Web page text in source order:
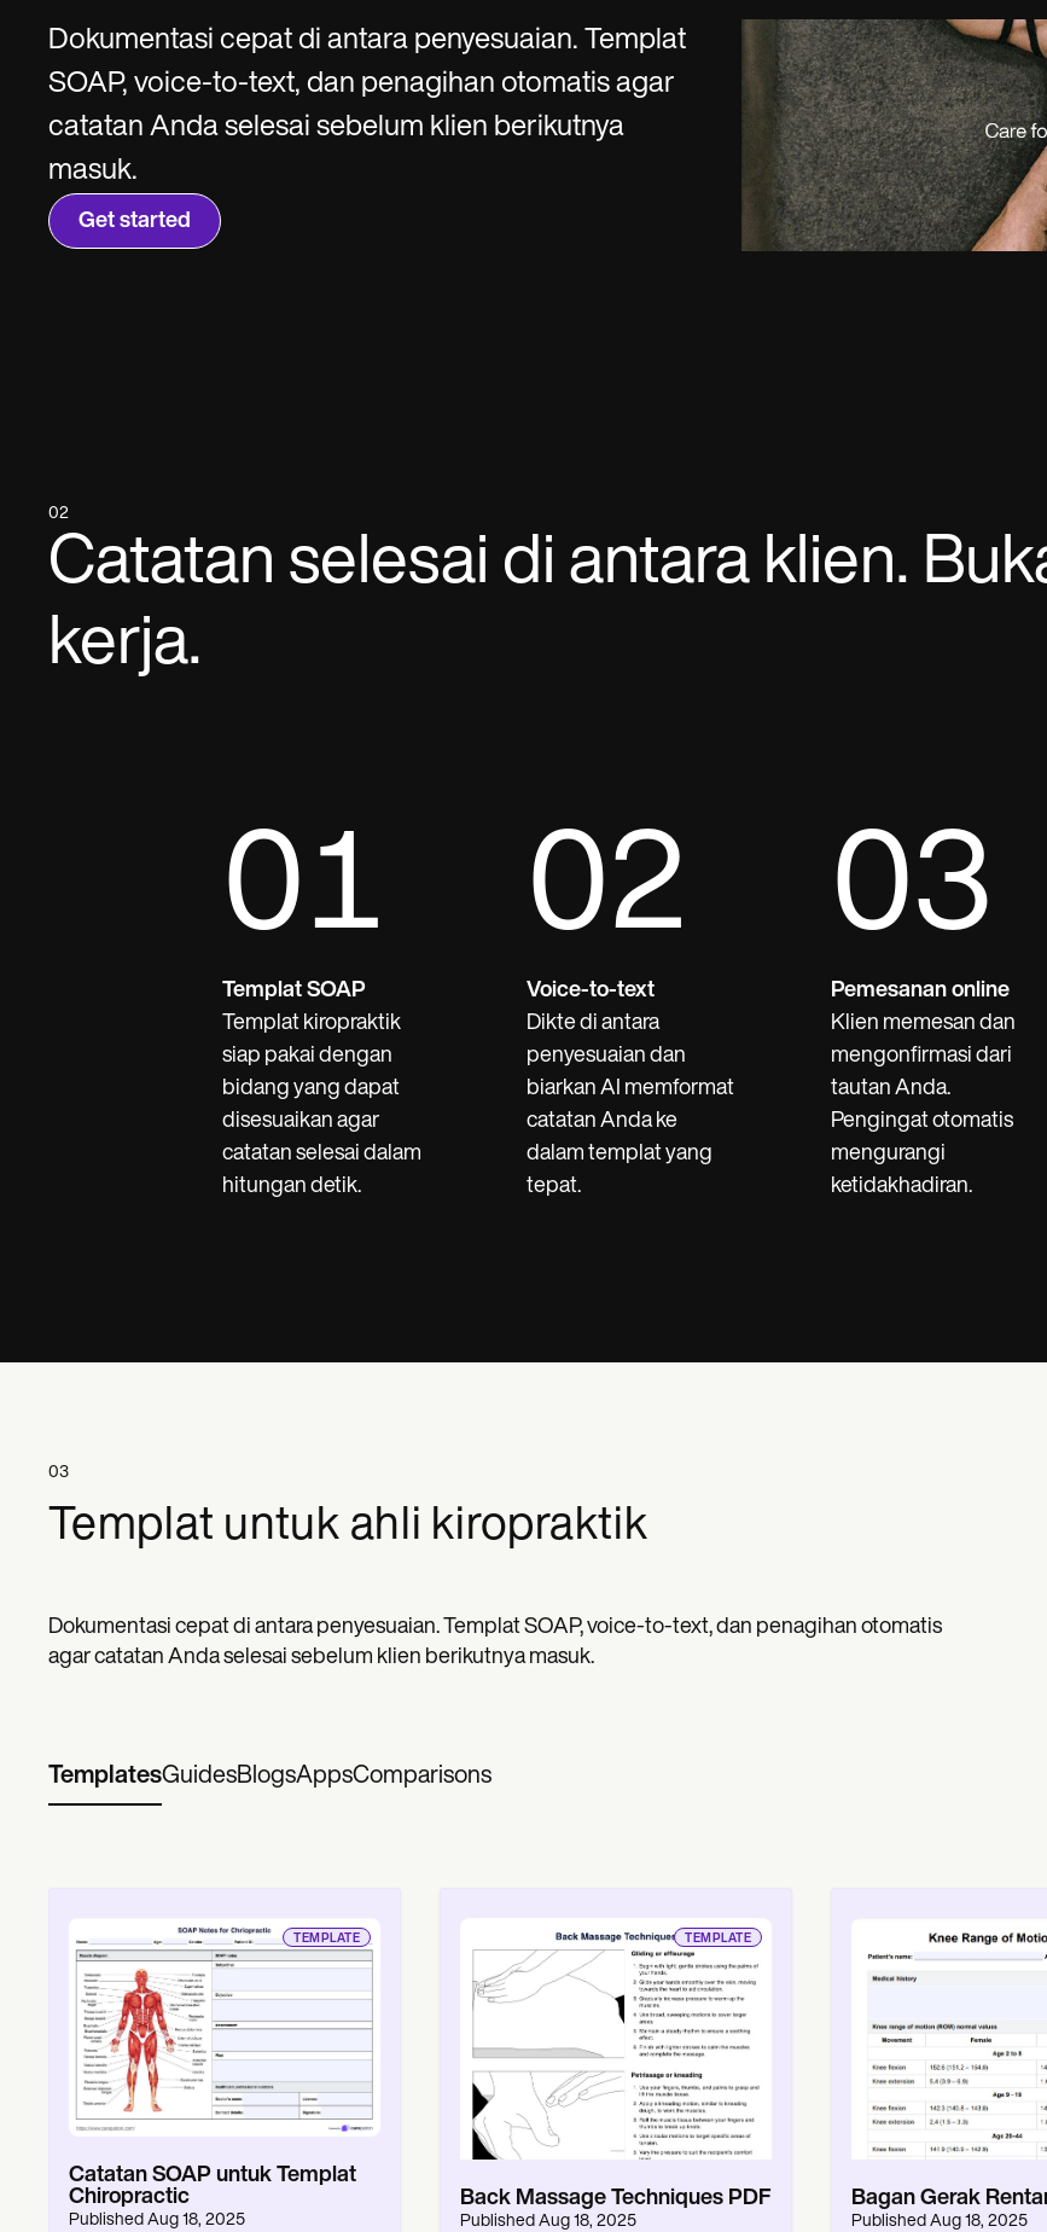
Dokumentasi cepat di antara penyesuaian. Templat
SOAP, voice-to-text, dan penagihan otomatis agar
catatan Anda selesai sebelum klien berikutnya
masuk.
Get started
02
Catatan selesai di antara klien.
kerja.
01
Templat SOAP
Templat kiropraktik
siap pakai dengan
bidang yang dapat
disesuaikan agar
catatan selesai dalam
hitungan detik.
02
Voice-to-text
Dikte di antara
penyesuaian dan
biarkan AI memformat
catatan Anda ke
dalam templat yang
tepat.
03
Pemesanan online
Klien memesan dan
mengonfirmasi dari
tautan Anda.
Pengingat otomatis
mengurangi
ketidakhadiran.
03
Templat untuk ahli kiropraktik
Dokumentasi cepat di antara penyesuaian. Templat SOAP, voice-to-text, dan penagihan otomatis
agar catatan Anda selesai sebelum klien berikutnya masuk.
TemplatesGuidesBlogsAppsComparisons
TEMPLATE
Catatan SOAP untuk Templat
Chiropractic
Published Aug 18, 2025
TEMPLATE
Back Massage Techniques PDF
Published Aug 18, 2025
Bagan Gerak
Published Aug 18, 2025